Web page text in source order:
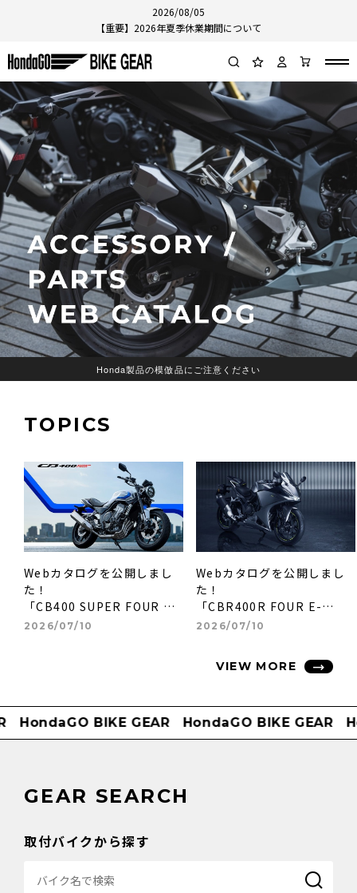
2026/08/05
【重要】2026年夏季休業期間について
Honda製品の模倣品にご注意ください
TOPICS
2026/07/10
Webカタログを公開しまし
た！
「CB400 SUPER FOUR E-
Clutch」(26YM)
2026/07/10
Webカタログを公開しまし
た！
「CBR400R FOUR E-
Clutch」(26YM)
VIEW MORE
HondaGO BIKE GEAR HondaGO BIKE GEAR
GEAR SEARCH
取付バイクから探す